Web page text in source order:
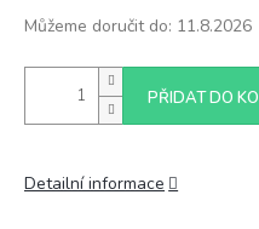
Můžeme doručit do: 11.8.2026
PŘIDAT DO
Detailní informace